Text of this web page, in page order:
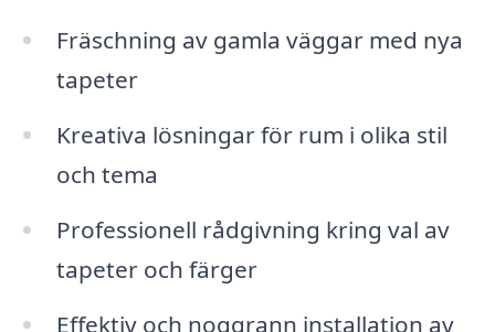
Fräschning av gamla väggar med nya
tapeter
Kreativa lösningar för rum i olika stil
och tema
Professionell rådgivning kring val av
tapeter och färger
Effektiv och noggrann installation av